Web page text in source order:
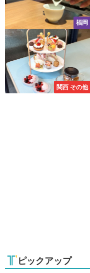
福岡
関西 その他
ピックアップ